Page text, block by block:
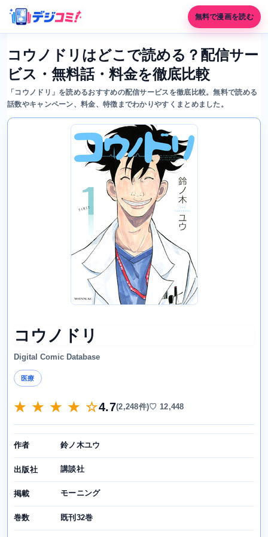
無料で漫画を読む
コウノドリはどこで読める？配信サー
ビス・無料話・料金を徹底比較
「コウノドリ」を読めるおすすめの配信サービスを徹底比較。無料で読める
話数やキャンペーン、料金、特徴までわかりやすくまとめました。
コウノドリ
Digital Comic Database
医療
★ ★ ★ ★ ☆4.7(2,248件)♡ 12,448
作者 鈴ノ木ユウ
出版社 講談社
掲載 モーニング
巻数 既刊32巻